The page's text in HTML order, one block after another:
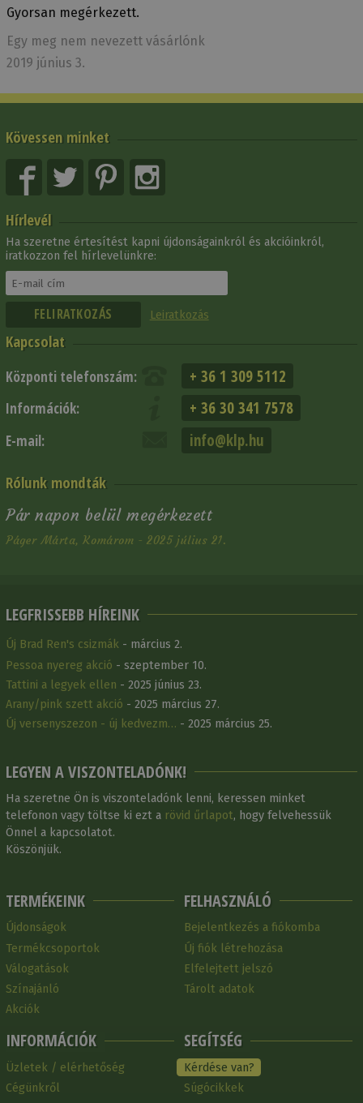
Gyorsan megérkezett.
Egy meg nem nevezett vásárlónk
2019 június 3.
Kövessen minket
Hírlevél
Ha szeretne értesítést kapni újdonságainkról és akcióinkról,
iratkozzon fel hírlevelünkre:
Leiratkozás
Kapcsolat
Központi telefonszám: + 36 1 309 5112
Információk: + 36 30 341 7578
E-mail: info@klp.hu
Rólunk mondták
Pár napon belül megérkezett
Páger Márta, Komárom - 2025 július 21.
LEGFRISSEBB HÍREINK
Új Brad Ren's csizmák - március 2.
Pessoa nyereg akció - szeptember 10.
Tattini a legyek ellen - 2025 június 23.
Arany/pink szett akció - 2025 március 27.
Új versenyszezon - új kedvezm… - 2025 március 25.
LEGYEN A VISZONTELADÓNK!
Ha szeretne Ön is viszonteladónk lenni, keressen minket
telefonon vagy töltse ki ezt a rövid űrlapot, hogy felvehessük
Önnel a kapcsolatot.
Köszönjük.
TERMÉKEINK
Újdonságok
Termékcsoportok
Válogatások
Színajánló
Akciók
INFORMÁCIÓK
Üzletek / elérhetőség
Cégünkről
FELHASZNÁLÓ
Bejelentkezés a fiókomba
Új fiók létrehozása
Elfelejtett jelszó
Tárolt adatok
SEGÍTSÉG
Kérdése van?
Súgócikkek